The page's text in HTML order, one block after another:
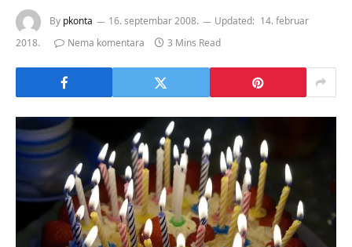
By pkonta 16. septembar 2008. Updated: 14. februar
2018.
Nema komentara 3 Mins Read